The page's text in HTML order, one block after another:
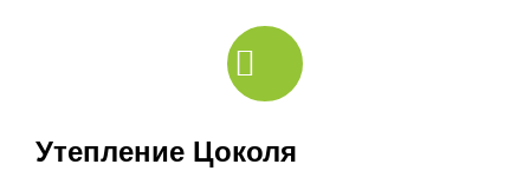
Утепление Цоколя